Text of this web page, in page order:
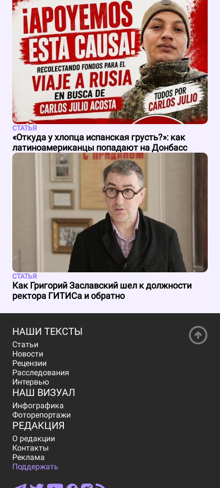
СТАТЬЯ
«Откуда у хлопца испанская грусть?»: как
латиноамериканцы попадают на Донбасс
СТАТЬЯ
Как Григорий Заславский шел к должности
ректора ГИТИСа и обратно
НАШИ ТЕКСТЫ
Статьи
Новости
Рецензии
Расследования
Интервью
НАШ ВИЗУАЛ
Инфографика
Фоторепортажи
РЕДАКЦИЯ
О редакции
Контакты
Реклама
Поддержать